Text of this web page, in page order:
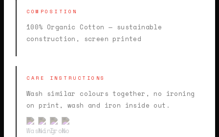
COMPOSITION
100% Organic Cotton — sustainable
construction, screen printed
CARE INSTRUCTIONS
Wash similar colours together, no ironing
on print, wash and iron inside out.